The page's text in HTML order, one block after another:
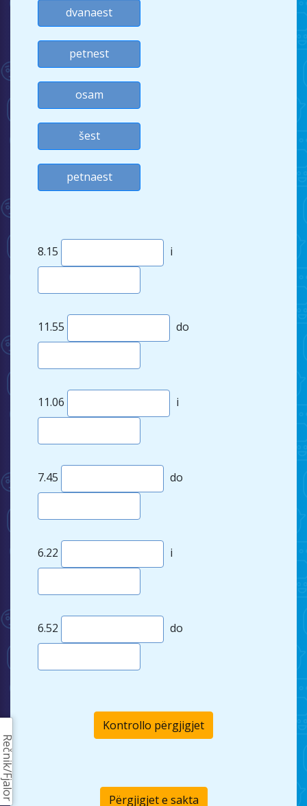
Rečnik/Fjalor
dvanaest
petnest
osam
šest
petnaest
8.15 i
11.55 do
11.06 i
7.45 do
6.22 i
6.52 do
Kontrollo përgjigjet
Përgjigjet e sakta